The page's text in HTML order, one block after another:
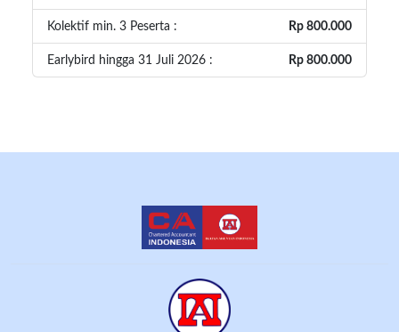
Kolektif min. 3 Peserta : Rp 800.000
Earlybird hingga 31 Juli 2026 : Rp 800.000